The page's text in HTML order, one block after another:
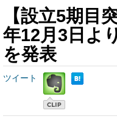
【設立5期目
年12月3日よ
を発表
ツイート